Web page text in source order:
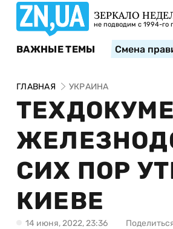
ЗЕРКАЛО
не подводим с 1994-го
ВАЖНЫЕ ТЕМЫ Смена
ГЛАВНАЯ УКРАИНА
СИХ ПОР
КИЕВЕ
14 июня, 2022, 23:36